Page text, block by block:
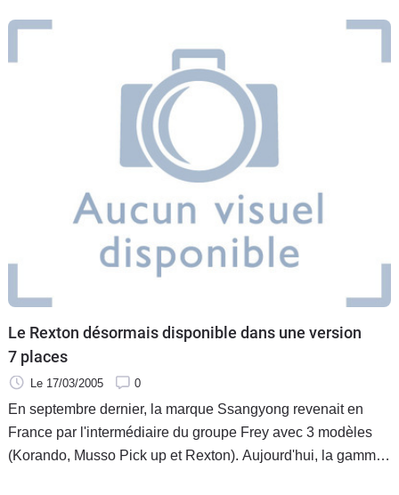
d'achat
Moto
Marques
Le Rexton désormais disponible dans une version
7 places
Le 17/03/2005 0
En septembre dernier, la marque Ssangyong revenait en
France par l'intermédiaire du groupe Frey avec 3 modèles
(Korando, Musso Pick up et Rexton). Aujourd'hui, la gamme